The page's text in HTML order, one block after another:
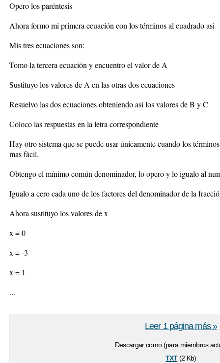
Opero los paréntesis
Ahora formo mi primera ecuación con los términos al cuadrado asi
Mis tres ecuaciones son:
Tomo la tercera ecuación y encuentro el valor de A
Sustituyo los valores de A en las otras dos ecuaciones
Resuelvo las dos ecuaciones obteniendo asi los valores de B y C
Coloco las respuestas en la letra correspondiente
Hay otro sistema que se puede usar únicamente cuando los
mas fácil.
Obtengo el mínimo común denominador, lo opero y lo igualo al
Igualo a cero cada uno de los factores del denominador de la
Ahora sustituyo los valores de x
x = 0
x = -3
x = 1
...
Descargar como (para miembros
txt(2 Kb)
Leer 1 página más »